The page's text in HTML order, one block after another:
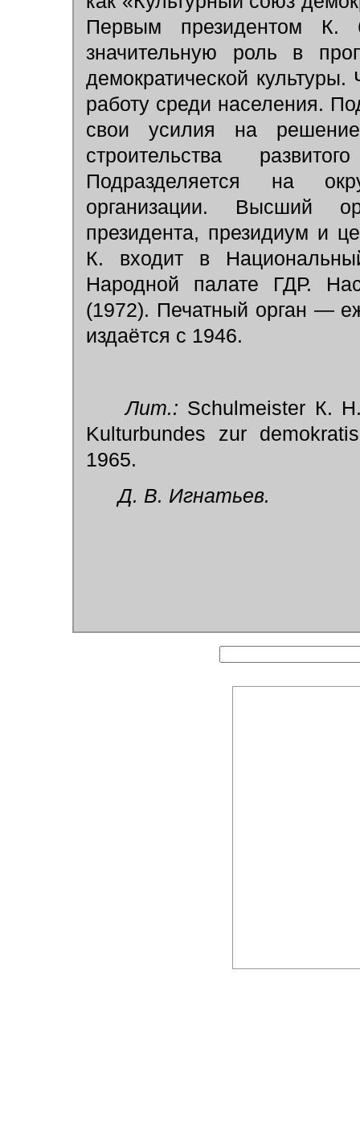
Первым президентом
значительную роль в
демократической
работу среди населения.
свои усилия на
строительства
Подразделяется на
организации. Высший
президента, президиум и
К. входит в
Народной палате ГДР.
(1972). Печатный орган —
издаётся с 1946.
Лит.: Schulmeister К.
Kulturbundes zur
1965.
Д. В. Игнатьев.